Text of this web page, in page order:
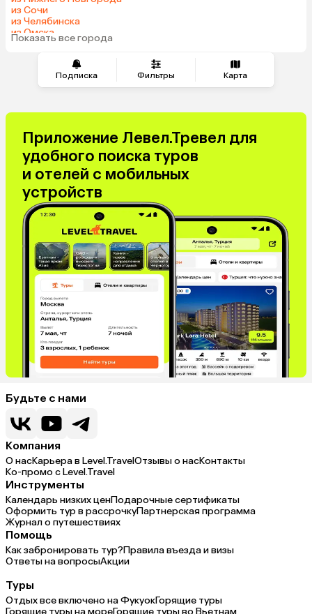
Подписка Фильтры Карта
Маврикий
Индия
Марокко
Малайзия
Южная Корея
Оман
Гонконг
Саудовская Аравия
Бахрейн
Куба
Греция
Италия
Испания
Болгария
из Сочи
из Челябинска
из Омска
из Красноярска
Показать все города
Приложение Левел.Тревел для
удобного поиска туров
и отелей с мобильных
устройств
Будьте с нами
Компания
О насКарьера в Level.TravelОтзывы о насКонтакты
Ко-промо с Level.Travel
Инструменты
Календарь низких ценПодарочные сертификаты
Оформить тур в рассрочкуПартнерская программа
Журнал о путешествиях
Помощь
Как забронировать тур?Правила въезда и визы
Ответы на вопросыАкции
Туры
Отдых все включено на ФукуокГорящие туры
Горящие туры на мореГорящие туры во Вьетнам